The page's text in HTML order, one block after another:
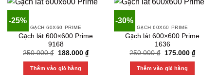
-25%
GẠCH 60X60 PRIME
Gạch lát 600×600 Prime
9168
250.000₫
Original
was:
250.000 ₫.
188.000 ₫Current
price
Thêm vào giỏ hàng
-30%
GẠCH 60X60 PRIME
Gạch lát 600×600 Prime
1636
250.000₫
Original
was:
250.000 ₫.
175.000 ₫Current
price
Thêm vào giỏ hàng